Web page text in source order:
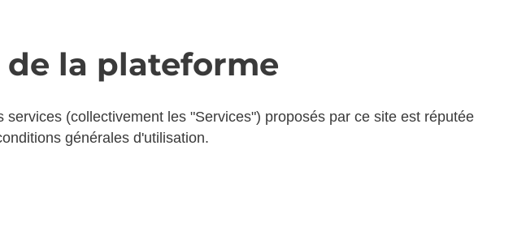
de la plateforme
(collectivement les "Services") proposés par ce site est réputée
générales d'utilisation.